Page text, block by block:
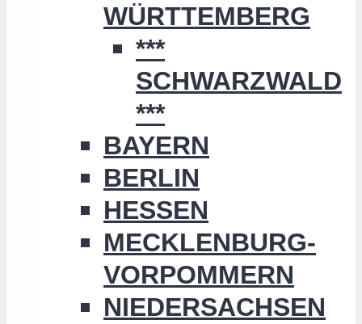
WÜRTTEMBERG
***
SCHWARZWALD
***
BAYERN
BERLIN
HESSEN
MECKLENBURG-
VORPOMMERN
NIEDERSACHSEN